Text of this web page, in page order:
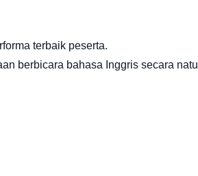
terbaik peserta.
berbicara bahasa Inggris secara